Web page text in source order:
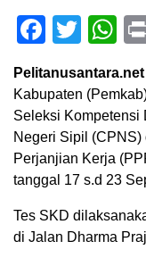
Pelitanusantara.net
Kabupaten
Seleksi Kompetensi
Negeri Sipil
Perjanjian Kerja
tanggal 17 s.d 23
Tes SKD
di Jalan Dharma